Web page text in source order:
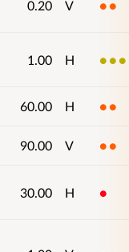
0.20 V 2
1.00 H 3
60.00 H 2
90.00 V 2
30.00 H 1